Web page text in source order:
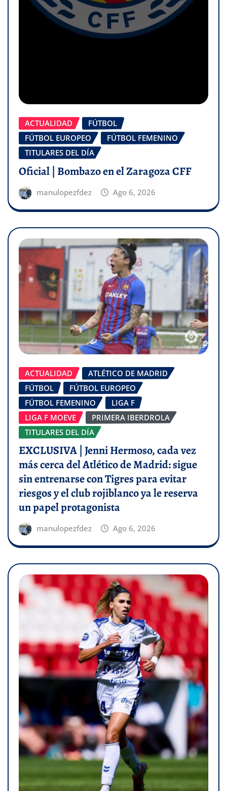
ACTUALIDAD
FÚTBOL
FÚTBOL EUROPEO
FÚTBOL FEMENINO
TITULARES DEL DÍA
Oficial | Bombazo en el Zaragoza CFF
manulopezfdez Ago 6, 2026
ACTUALIDAD
ATLÉTICO DE MADRID
FÚTBOL
FÚTBOL EUROPEO
FÚTBOL FEMENINO
LIGA F
LIGA F MOEVE
PRIMERA IBERDROLA
TITULARES DEL DÍA
EXCLUSIVA | Jenni Hermoso, cada vez
más cerca del Atlético de Madrid: sigue
sin entrenarse con Tigres para evitar
riesgos y el club rojiblanco ya le reserva
un papel protagonista
manulopezfdez Ago 6, 2026